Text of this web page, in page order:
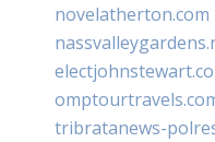
novelatherton.com
tribratanews-